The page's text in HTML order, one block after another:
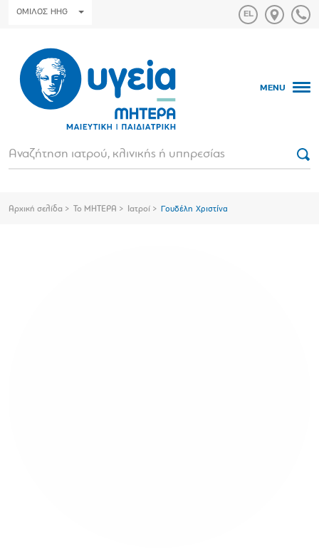
ΟΜΙΛΟΣ HHG
MENU
Αρχική σελίδα Το ΜΗΤΕΡΑ Ιατροί Γουδέλη Χριστίνα